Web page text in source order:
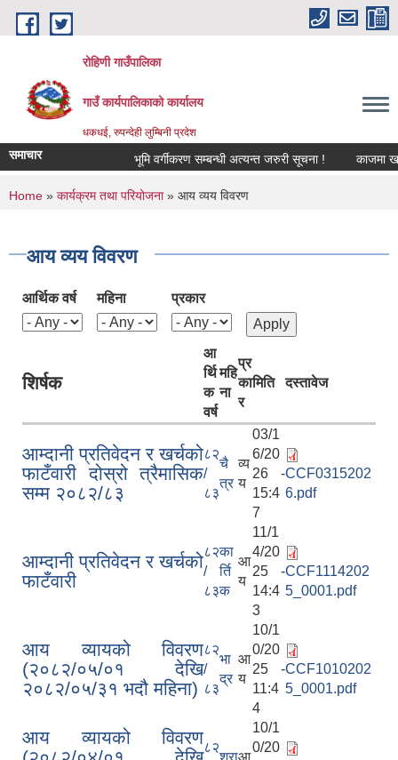
Skip to main content
रोहिणी गाउँपालिका
गाउँ कार्यपालिकाको कार्यालय
धकधई, रुपन्देही लुम्बिनी प्रदेश
समाचार भूमि वर्गीकरण सम्बन्धी अत्यन्त जरुरी सूचना ! काजमा
You are here
Home » कार्यक्रम तथा परियोजना» आय व्यय विवरण
आय व्यय विवरण
आर्थिक वर्ष महिना प्रकार
शिर्षक
आ
र्थि
क
वर्ष
महि
ना
प्र
का
र
मिति दस्तावेज
आम्दानी प्रतिवेदन र खर्चको
फाटँवारी दोस्रो त्रैमासिक
सम्म २०८२/८३
८२
/
८३
चै
त्र
व्य
य
03/1
6/20
26 -
15:4
7
CCF0315202
6.pdf
आम्दानी प्रतिवेदन र खर्चको
फाटँवारी
८२
/
८३
का
र्ति
क
आ
य
11/1
4/20
25 -
14:4
3
CCF1114202
5_0001.pdf
आय व्यायको विवरण
(२०८२/०५/०१ देखि
२०८२/०५/३१ भदौ महिना)
८२
/
८३
भा
द्र
आ
य
10/1
0/20
25 -
11:4
4
CCF1010202
5_0001.pdf
आय व्यायको विवरण८२
श्राआ
10/1
0/20